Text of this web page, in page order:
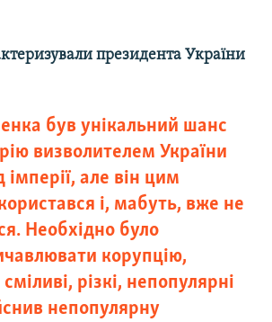
президента України
був унікальний шанс
визволителем України
імперії, але він цим
і, мабуть, вже не
Необхідно було
корупцію,
різкі, непопулярні
непопулярну